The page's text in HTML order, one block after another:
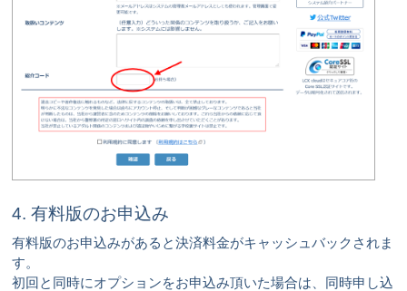
4. 有料版のお申込み
有料版のお申込みがあると決済料金がキャッシュバックされま
す。
初回と同時にオプションをお申込み頂いた場合は、同時申し込